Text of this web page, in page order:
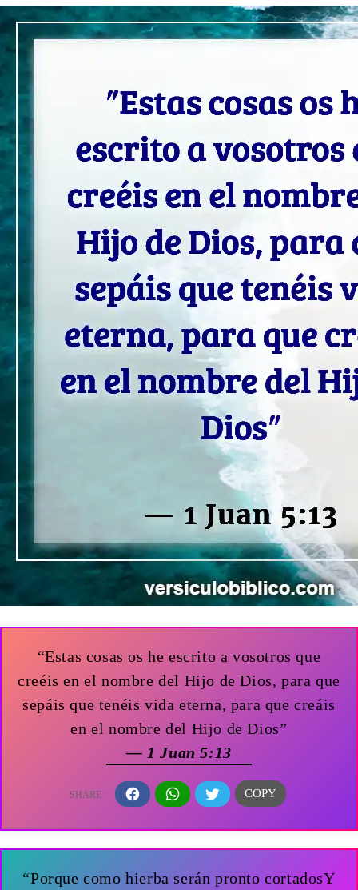
“Estas cosas os he escrito a vosotros que
creéis en el nombre del Hijo de Dios, para que
sepáis que tenéis vida eterna, para que creáis
en el nombre del Hijo de Dios”
— 1 Juan 5:13
“Porque como hierba serán pronto cortadosY